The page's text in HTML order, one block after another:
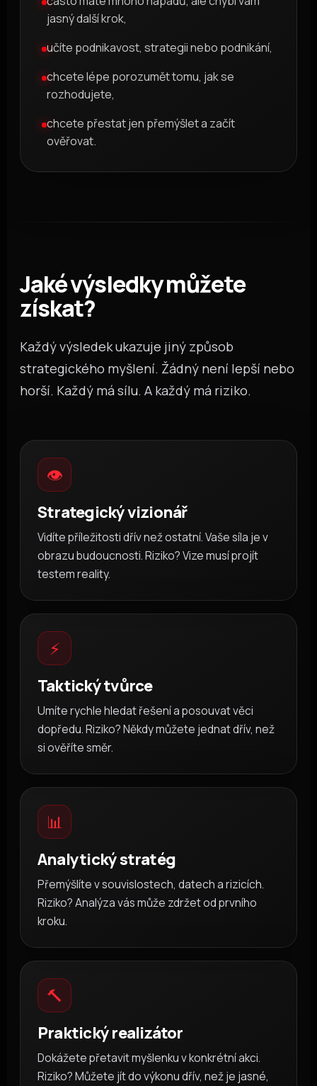
jasný další krok,
učíte podnikavost, strategii nebo podnikání,
chcete lépe porozumět tomu, jak se
rozhodujete,
chcete přestat jen přemýšlet a začít
ověřovat.
Jaké výsledky můžete
získat?
Každý výsledek ukazuje jiný způsob
strategického myšlení. Žádný není lepší nebo
horší. Každý má sílu. A každý má riziko.
👁️
Strategický vizionář
Vidíte příležitosti dřív než ostatní. Vaše síla je v
obrazu budoucnosti. Riziko? Vize musí projít
testem reality.
⚡
Taktický tvůrce
Umíte rychle hledat řešení a posouvat věci
dopředu. Riziko? Někdy můžete jednat dřív, než
si ověříte směr.
📊
Analytický stratég
Přemýšlíte v souvislostech, datech a rizicích.
Riziko? Analýza vás může zdržet od prvního
kroku.
🔨
Praktický realizátor
Dokážete přetavit myšlenku v konkrétní akci.
Riziko? Můžete jít do výkonu dřív, než je jasné,